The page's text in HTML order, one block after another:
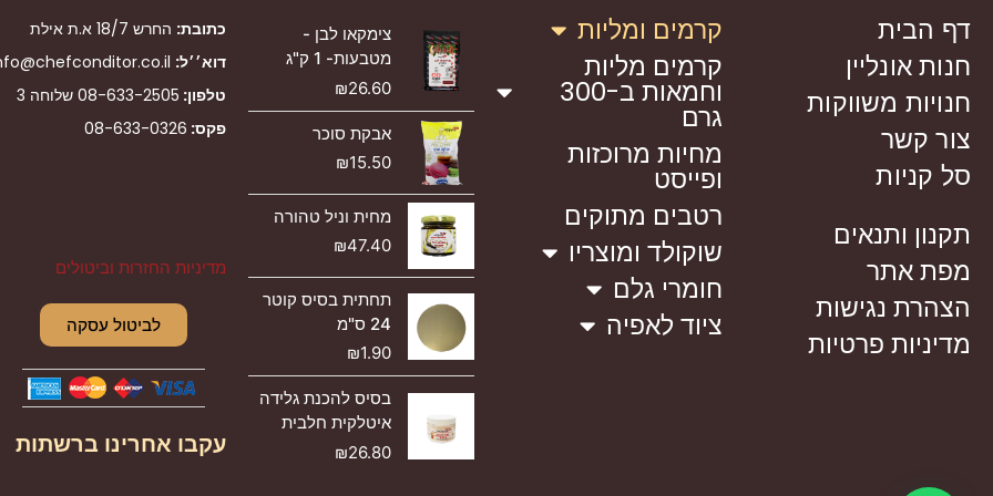
דף הבית
חנות אונליין
חנויות משווקות
צור קשר
סל קניות
תקנון ותנאים
מפת אתר
הצהרת נגישות
מדיניות פרטיות
קרמים ומליות
קרמים מליות
וחמאות ב-300
גרם
מחיות מרוכזות
ופייסט
רטבים מתוקים
שוקולד ומוצריו
חומרי גלם
ציוד לאפיה
צימקאו לבן -
מטבעות- 1 ק"ג
₪26.60
אבקת סוכר
₪15.50
מחית וניל טהורה
₪47.40
תחתית בסיס קוטר
24 ס"מ
₪1.90
בסיס להכנת גלידה
איטלקית חלבית
₪26.80
כתובת: החרש 18/7 א.ת אילת
דוא׳׳ל:
טלפון: 08-633-2505 שלוחה 3
פקס: 08-633-0326
מדיניות החזרות וביטולים
לביטול עסקה
עקבו אחרינו ברשתות